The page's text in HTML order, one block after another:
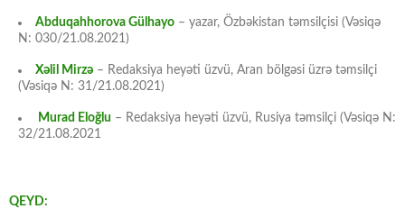
Abduqahhorova Gülhayo – yazar, Özbəkistan təmsilçisi (Vəsiqə
N: 030/21.08.2021)
Xəlil Mirzə – Redaksiya heyəti üzvü, Aran bölgəsi üzrə təmsilçi
(Vəsiqə N: 31/21.08.2021)
Murad Eloğlu – Redaksiya heyəti üzvü, Rusiya təmsilçi (Vəsiqə N:
32/21.08.2021
QEYD: